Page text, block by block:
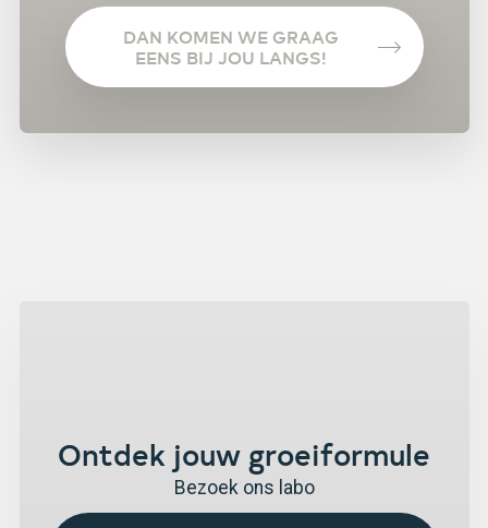
DAN KOMEN WE GRAAG
EENS BIJ JOU LANGS!
Ontdek jouw groeiformule
Bezoek ons labo